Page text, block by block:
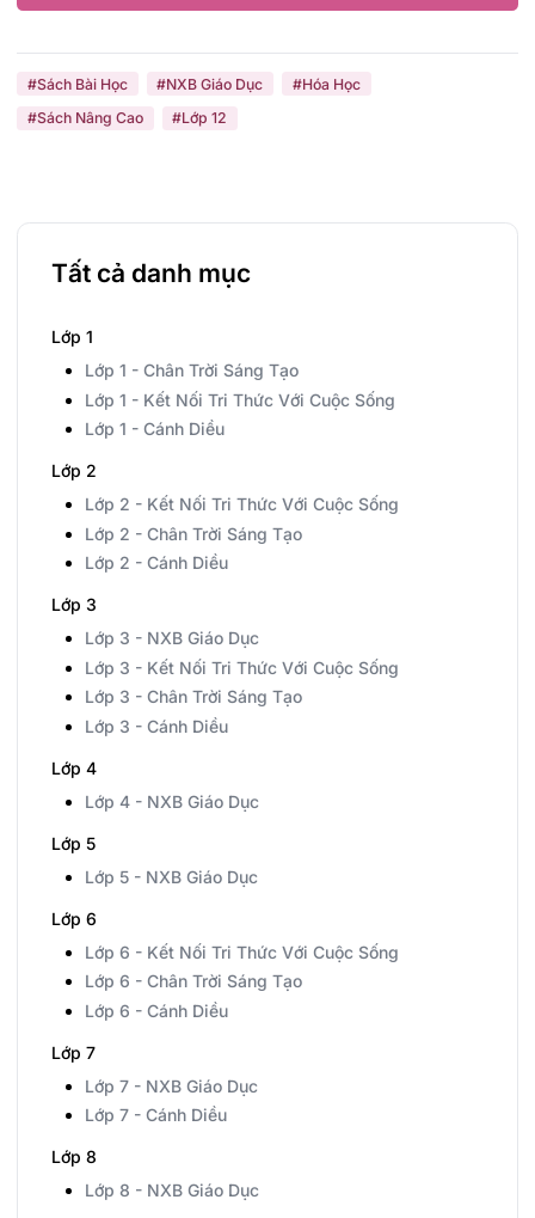
#Sách Bài Học #NXB Giáo Dục
#Hóa Học
#Sách Nâng Cao
#Lớp 12
Tất cả danh mục
Lớp 1
Lớp 1 - Chân Trời Sáng Tạo
Lớp 1 - Kết Nối Tri Thức Với Cuộc Sống
Lớp 1 - Cánh Diều
Lớp 2
Lớp 2 - Kết Nối Tri Thức Với Cuộc Sống
Lớp 2 - Chân Trời Sáng Tạo
Lớp 2 - Cánh Diều
Lớp 3
Lớp 3 - NXB Giáo Dục
Lớp 3 - Kết Nối Tri Thức Với Cuộc Sống
Lớp 3 - Chân Trời Sáng Tạo
Lớp 3 - Cánh Diều
Lớp 4
Lớp 4 - NXB Giáo Dục
Lớp 5
Lớp 5 - NXB Giáo Dục
Lớp 6
Lớp 6 - Kết Nối Tri Thức Với Cuộc Sống
Lớp 6 - Chân Trời Sáng Tạo
Lớp 6 - Cánh Diều
Lớp 7
Lớp 7 - NXB Giáo Dục
Lớp 7 - Cánh Diều
Lớp 8
Lớp 8 - NXB Giáo Dục